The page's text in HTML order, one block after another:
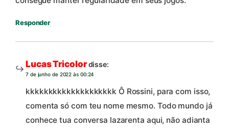
Responder
Lucas Tricolordisse:
7 de junho de 2022 às 00:24
kkkkkkkkkkkkkkkkkkkk Ô Rossini, para com isso,
comenta só com teu nome mesmo. Todo mundo já
conhece tua conversa lazarenta aqui, não adianta